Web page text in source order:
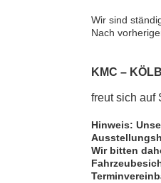
Wir sind
Nach
KMC –
freut sich auf
Hinweis:
Wir bitten